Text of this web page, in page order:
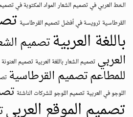
الخط العربي في تصميم الشعار المواد المكتوبة في
القرطاسية ترويسة في أفضل تصميم القرطاسية
باللغة العربيةتصميم
العربي تصميم الشعار باللغة العربية تصميم العنونة
للمطاعمتصميم القرطاسية
اللوجو في العربية تصميم اللوجو للشركات الناشئة
تصميم الموقع العربي